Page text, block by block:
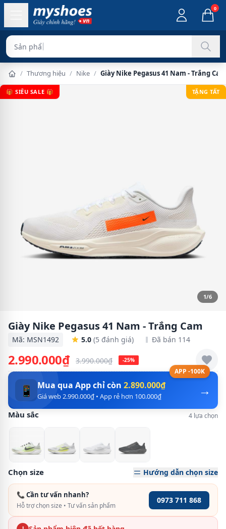
0
Sản phẩm chính hãng
/ Thương hiệu / Nike / Giày Nike Pegasus 41 Nam - Trắng Cam
🎁 SIÊU SALE 🎁 TẶNG TẤT
1/6
Giày Nike Pegasus 41 Nam - Trắng Cam
Mã: MSN1492 5.0 (5 đánh giá) Đã bán 114
2.990.000₫ 3.990.000₫ -25%
APP -100K
→
📱 Mua qua App chỉ còn 2.890.000₫
Giá web 2.990.000₫ • App rẻ hơn 100.000₫
Màu sắc 4 lựa chọn
Chọn size Hướng dẫn chọn size
📞 Cần tư vấn nhanh?
Hỗ trợ chọn size • Tư vấn sản phẩm
0973 711 868